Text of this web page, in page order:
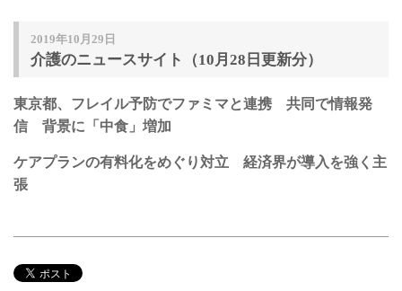
2019年10月29日
介護のニュースサイト（10月28日更新分）
東京都、フレイル予防でファミマと連携 共同で情報発
信 背景に「中食」増加
ケアプランの有料化をめぐり対立 経済界が導入を強く主
張